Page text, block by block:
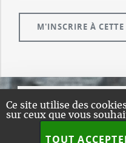
Ce site utilise des
sur ceux que vous
TOUT
©
A